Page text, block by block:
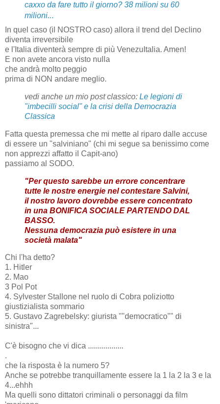
caxxo da fare tutto il giorno? 38 milioni su 60
milioni...
In quel caso (il NOSTRO caso) allora il trend del Declino
diventa irreversibile
e l'Italia diventerà sempre di più VenezuItalia. Amen!
E non avete ancora visto nulla
che andrà molto peggio
prima di NON andare meglio.
vedi anche un mio post classico: Le legioni di
"imbecilli social" e la crisi della Democrazia
Classica
Fatta questa premessa che mi mette al riparo dalle accuse
di essere un "salviniano" (chi mi segue sa benissimo come
non apprezzi affatto il Capit-ano)
passiamo al SODO.
"Per questo sarebbe un errore concentrare
tutte le nostre energie nel contestare Salvini,
il nostro lavoro dovrebbe essere concentrato
in una BONIFICA SOCIALE PARTENDO DAL
BASSO.
Nessuna democrazia può esistere in una
società malata"
Chi l'ha detto?
1. Hitler
2. Mao
3 Pol Pot
4. Sylvester Stallone nel ruolo di Cobra poliziotto
giustizialista sommario
5. Gustavo Zagrebelsky: giurista ""democratico"" di
sinistra"...
C'è bisogno che vi dica ..................
.
che la risposta è la numero 5?
Anche se potrebbe tranquillamente essere la 1 la 2 la 3 e la
4...ehhh
Ma quelli sono dittatori criminali o personaggi da film